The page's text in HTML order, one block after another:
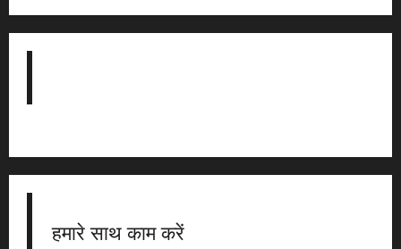
हमारे साथ काम करें